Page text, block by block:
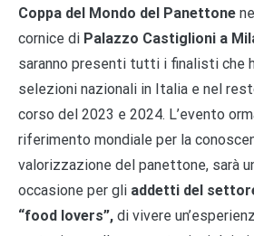
Coppa del Mondo del Panettone
cornice di Palazzo Castiglioni a
saranno presenti tutti i finalisti che
selezioni nazionali in Italia e nel
corso del 2023 e 2024. L’evento
riferimento mondiale per la
valorizzazione del panettone, sarà
occasione per gli addetti del
“food lovers”, di vivere